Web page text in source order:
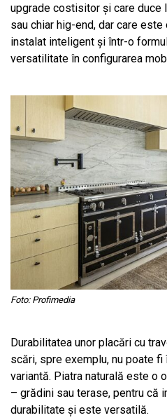
upgrade costisitor și care duce
sau chiar hig-end, dar care
instalat inteligent și într-o
versatilitate în configurarea
Foto: Profimedia
Durabilitatea unor placări cu
scări, spre exemplu, nu poate
variantă. Piatra naturală este o
– grădini sau terase, pentru că
durabilitate și este versatilă.